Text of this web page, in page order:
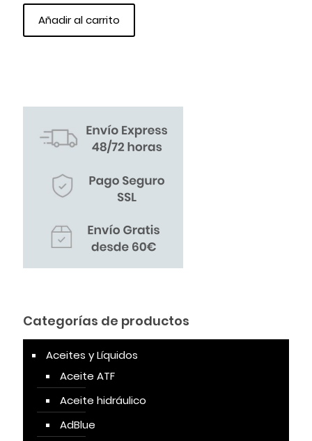
Añadir al carrito
Categorías de productos
Aceites y Líquidos
Aceite ATF
Aceite hidráulico
AdBlue